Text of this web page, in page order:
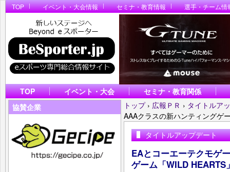
TOP イベント・大会情報 セミナ・教育情報 選手・チーム情
TOP イベント・大会
セミナ・教育関係
協賛企業
トップ › 広報ＰＲ › タイトルア
AAAクラスの新ハンティングゲ
タイトルアップデート
EAとコーエーテクモゲ
ゲーム「WILD